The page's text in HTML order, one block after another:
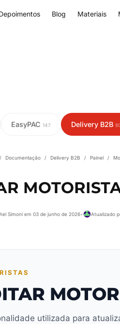
Blog Materiais
EasyPAC 147 Delivery B2B
/ Documentação / Delivery B2B / Painel /
Simoni em 03 de junho de 2026• Atualizado
utilizada para